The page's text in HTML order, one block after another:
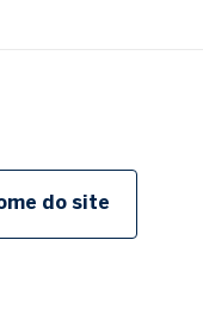
do site